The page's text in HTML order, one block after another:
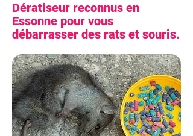
Dératiseur reconnus en
Essonne pour vous
débarrasser des rats et souris.